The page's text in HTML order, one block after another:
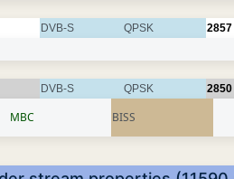
DVB-S QPSK 2857
DVB-S QPSK 2850
MBC BISS